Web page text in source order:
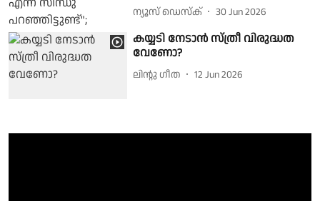
ന്യൂസ് ഡെസ്ക് 30 Jun 2026
കയ്യടി നേടാൻ സ്ത്രീ വിരുദ്ധത
വേണോ?
ലിൻ്റു ഗീത 12 Jun 2026